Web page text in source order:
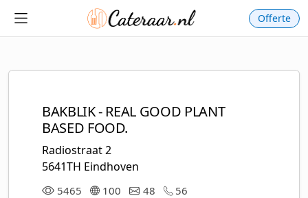
Offerte
BAKBLIK - REAL GOOD PLANT
BASED FOOD.
Radiostraat 2
5641TH Eindhoven
5465 100 48 56